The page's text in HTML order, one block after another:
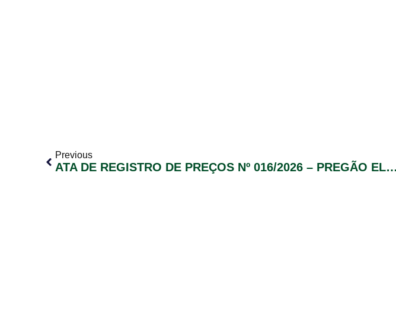
Previous
ATA DE REGISTRO DE PREÇOS Nº 016/2026 – PREGÃO ELETRÔNICO Nº 006/2026